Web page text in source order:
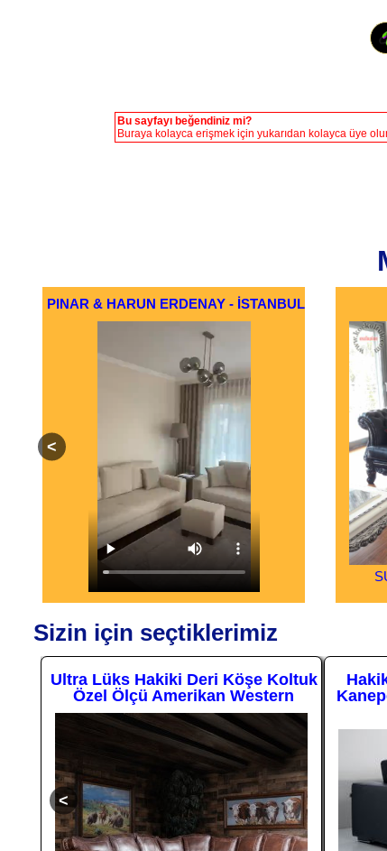
Bu sayfayı beğendiniz mi?
Buraya kolayca erişmek için yukarıdan kolayca üye
PINAR & HARUN ERDENAY - İSTANBUL
Sizin için seçtiklerimiz
Ultra Lüks Hakiki Deri Köşe Koltuk
Özel Ölçü Amerikan Western